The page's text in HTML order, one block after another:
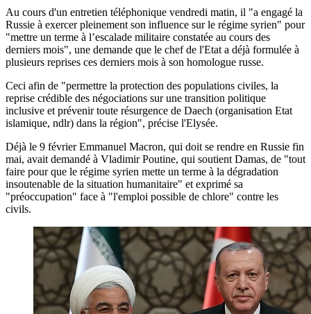
Au cours d'un entretien téléphonique vendredi matin, il "a engagé la
Russie à exercer pleinement son influence sur le régime syrien" pour
"mettre un terme à l’escalade militaire constatée au cours des
derniers mois", une demande que le chef de l'Etat a déjà formulée à
plusieurs reprises ces derniers mois à son homologue russe.
Ceci afin de "permettre la protection des populations civiles, la
reprise crédible des négociations sur une transition politique
inclusive et prévenir toute résurgence de Daech (organisation Etat
islamique, ndlr) dans la région", précise l'Elysée.
Déjà le 9 février Emmanuel Macron, qui doit se rendre en Russie fin
mai, avait demandé à Vladimir Poutine, qui soutient Damas, de "tout
faire pour que le régime syrien mette un terme à la dégradation
insoutenable de la situation humanitaire" et exprimé sa
"préoccupation" face à "l'emploi possible de chlore" contre les
civils.